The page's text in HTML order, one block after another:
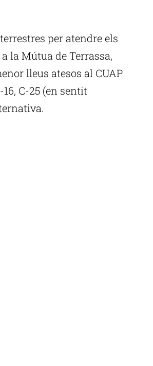
per atendre els
la Mútua de Terrassa,
lleus atesos al CUAP
C-25 (en sentit